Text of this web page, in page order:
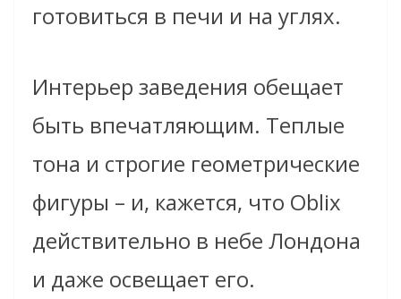
готовиться в печи и на углях.
Интерьер заведения обещает
быть впечатляющим. Теплые
тона и строгие геометрические
фигуры – и, кажется, что Oblix
действительно в небе Лондона
и даже освещает его.